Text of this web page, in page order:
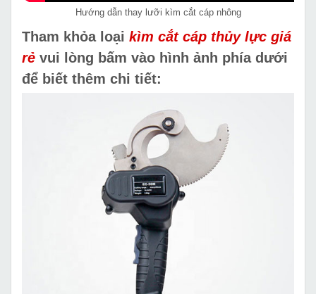
Hướng dẫn thay lưỡi kìm cắt cáp nhông
Tham khỏa loại kìm cắt cáp thủy lực giá
rẻ vui lòng bấm vào hình ảnh phía dưới
để biết thêm chi tiết: